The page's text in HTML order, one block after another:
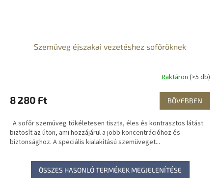
Szemüveg éjszakai vezetéshez sofőröknek
Raktáron (>5 db)
8 280 Ft BŐVEBBEN
A sofőr szemüveg tökéletesen tiszta, éles és kontrasztos látást
biztosít az úton, ami hozzájárul a jobb koncentrációhoz és
biztonsághoz. A speciális kialakítású szemüveget...
ÖSSZES HASONLÓ TERMÉKEK MEGJELENÍTÉSE